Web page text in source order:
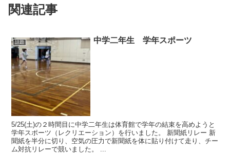
関連記事
話題 中学二年生 学年スポーツ
5/25(土)の２時間目に中学二年生は体育館で学年の結束を高めようと
学年スポーツ（レクリエーション）を行いました。 新聞紙リレー 新
聞紙を半分に切り、空気の圧力で新聞紙を体に貼り付けて走り、チー
ム対抗リレーで競いました。 ...